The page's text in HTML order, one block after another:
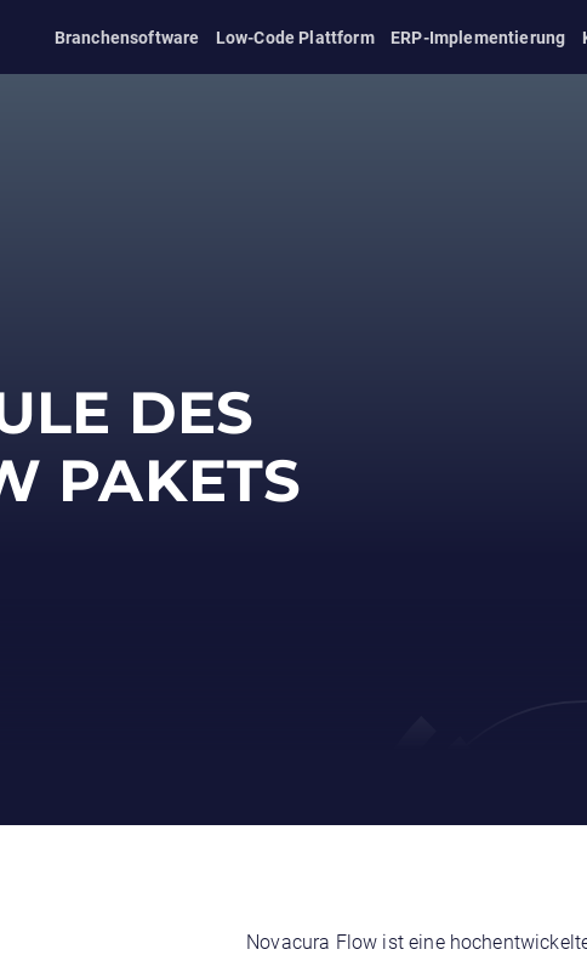
Branchensoftware Low-Code Plattform ERP-Implementierung
DES
PAKETS
Novacura Flow ist eine